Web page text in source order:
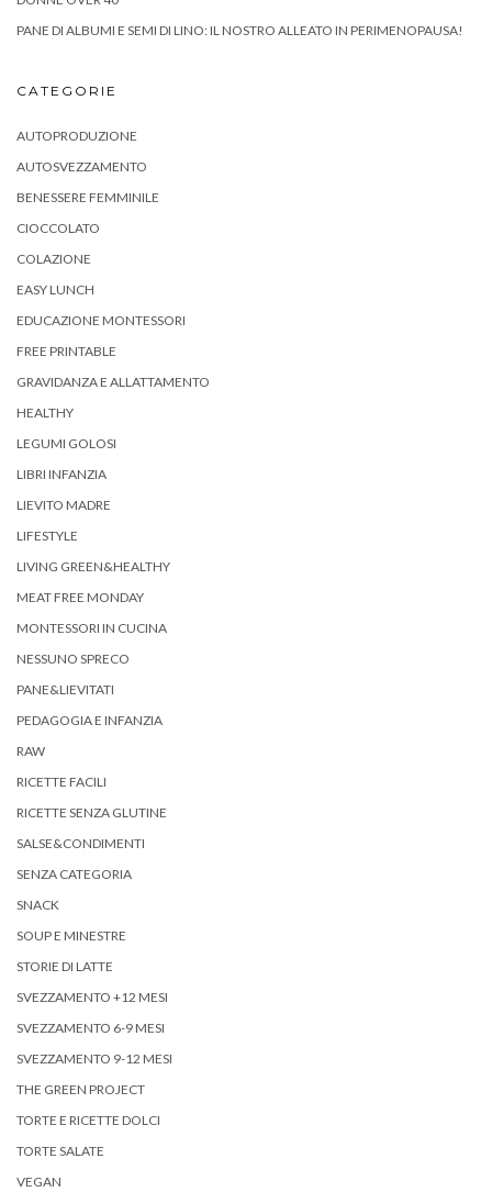
PANE DI ALBUMI E SEMI DI LINO: IL NOSTRO ALLEATO IN PERIMENOPAUSA!
CATEGORIE
AUTOPRODUZIONE
AUTOSVEZZAMENTO
BENESSERE FEMMINILE
CIOCCOLATO
COLAZIONE
EASY LUNCH
EDUCAZIONE MONTESSORI
FREE PRINTABLE
GRAVIDANZA E ALLATTAMENTO
HEALTHY
LEGUMI GOLOSI
LIBRI INFANZIA
LIEVITO MADRE
LIFESTYLE
LIVING GREEN&HEALTHY
MEAT FREE MONDAY
MONTESSORI IN CUCINA
NESSUNO SPRECO
PANE&LIEVITATI
PEDAGOGIA E INFANZIA
RAW
RICETTE FACILI
RICETTE SENZA GLUTINE
SALSE&CONDIMENTI
SENZA CATEGORIA
SNACK
SOUP E MINESTRE
STORIE DI LATTE
SVEZZAMENTO +12 MESI
SVEZZAMENTO 6-9 MESI
SVEZZAMENTO 9-12 MESI
THE GREEN PROJECT
TORTE E RICETTE DOLCI
TORTE SALATE
VEGAN